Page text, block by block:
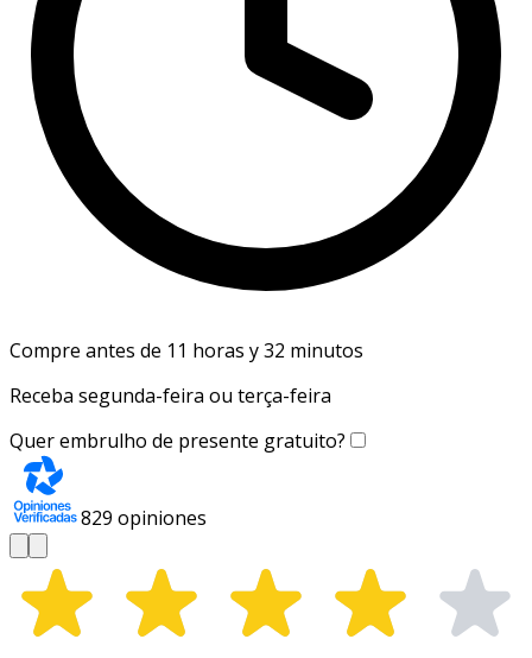
Compre antes de 11 horas y 32 minutos
Receba segunda-feira ou terça-feira
Quer embrulho de presente gratuito?
829 opiniones